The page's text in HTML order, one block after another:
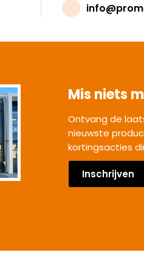
Mis niets
Ontvang de
nieuwste
kortingsacties
Inschrijven